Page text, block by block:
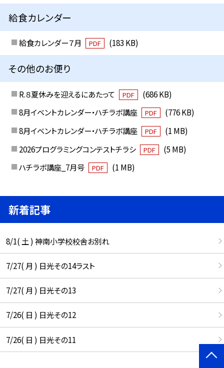
給食カレンダー
給食カレンダー７月 PDF (183 KB)
その他のお便り
R.８夏休みを迎えるにあたって PDF
(686 KB)
8月イベントカレンダー・ハチラボ講座
PDF
(776 KB)
8月イベントカレンダー・ハチラボ講座
PDF
(1 MB)
2026プログラミングコンテストチラシ
PDF
(5 MB)
ハチラボ講座_7月号
PDF (1 MB)
新着記事
8/1( 土 ) 神南小学校校舎お別れ
7/27( 月 ) 日光その14ラスト
7/27( 月 ) 日光その13
7/26( 日 ) 日光その12
7/26( 日 ) 日光その11